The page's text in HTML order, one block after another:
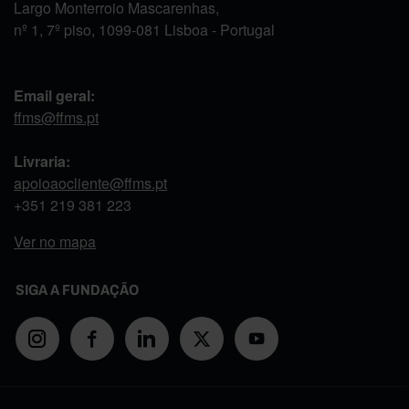
Largo Monterroio Mascarenhas,
nº 1, 7º piso, 1099-081 Lisboa - Portugal
Email geral:
ffms@ffms.pt
Livraria:
apoioaocliente@ffms.pt
+351 219 381 223
Ver no mapa
SIGA A FUNDAÇÃO